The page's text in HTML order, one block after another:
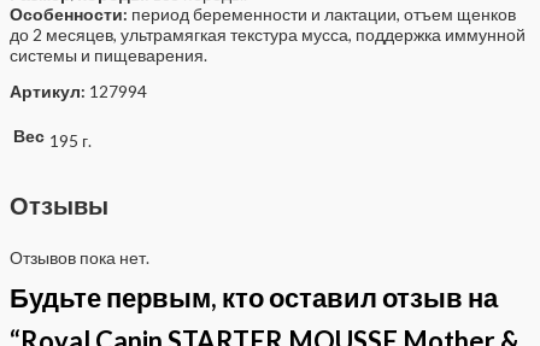
Особенности: период беременности и лактации, отъем щенков
до 2 месяцев, ультрамягкая текстура мусса, поддержка иммунной
системы и пищеварения.
Артикул: 127994
Вес 195 г.
Отзывы
Отзывов пока нет.
Будьте первым, кто оставил отзыв на